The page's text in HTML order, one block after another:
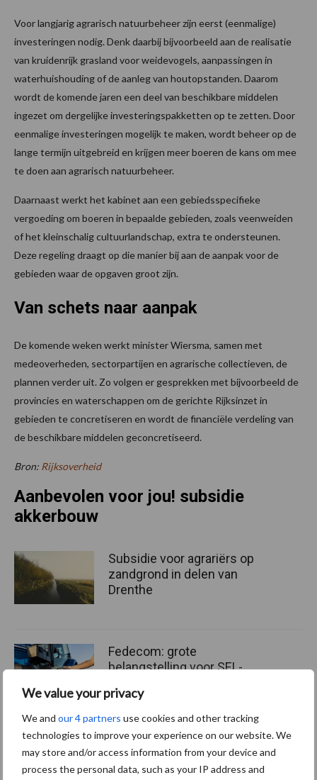
We value your privacy
We and our 4 partners use cookies and other tracking
technologies to improve your experience on our website. We
may store and/or access information from your device and
process the personal data, such as your IP address and
Voor langjarig agrarisch natuurbeheer zijn eerst (eenmalige)
investeringen nodig. Denk daarbij bijvoorbeeld aan de realisatie
van kruidenrijk grasland voor weidevogels, aanpassingen in
waterhuishouding of de aanleg van houtopstanden. Daarom
wordt de komende jaren een deel van beschikbare middelen
ingezet om dergelijke investeringspakketten op te zetten. Door
eenmalige investeringen mogelijk te maken, wordt beheer op de
lange termijn uitgebreid en krijgen meer boeren de kans om mee
te doen aan agrarisch natuurbeheer.
Daarnaast werkt het kabinet aan een gebiedsspecifieke
vergoeding om boeren in bepaalde gebieden, zoals veenweiden
of het kleinschalig cultuurlandschap, extra te ondersteunen.
Deze regeling draagt op die manier bij aan de aanpak voor de
gebieden waar de opgaven groot zijn.
Van schets naar aanpak
De komende weken werkt minister Wiersma, samen met
medeoverheden, sectorpartijen en agrarische collectieven, de
plannen verder uit. Zo volgen er gesprekken met bijvoorbeeld de
provincies en waterschappen om de gerichte Rijksinzet in
gebieden te concretiseren en wordt de financiële verdeling van
de beschikbare middelen geconcretiseerd.
Bron: Rijksoverheid
Aanbevolen voor jou! subsidie
akkerbouw
Subsidie voor agrariërs op
zandgrond in delen van
Drenthe
Fedecom: grote
belangstelling voor SEL-
beschikbaar budget
Farmstore brengt Faresin
elektrische verreikers naar